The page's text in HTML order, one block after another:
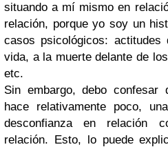
situando a mí mismo en
relación, porque yo soy un
casos psicológicos:
vida, a la muerte delante de
etc.
Sin embargo, debo confesar
hace relativamente poco,
desconfianza en relación
relación. Esto, lo puede